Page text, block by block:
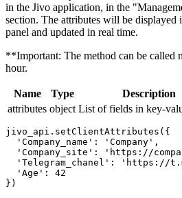
in the Jivo application, in the
section. The attributes will be displayed
panel and updated in real time.
**Important: The method can be called
hour.
Name Type
Description
attributes object List of fields in key-
jivo_api.setClientAttributes({
  'Company_name': 'Company',
'Company_site': 'https://
'Telegram_chanel': 'https://
  'Age': 42